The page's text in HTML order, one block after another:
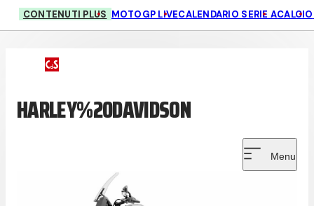
CONTENUTI PLUS MOTOGP LIVECALENDARIO SERIE ACALCIO
HARLEY%20DAVIDSON
Menu